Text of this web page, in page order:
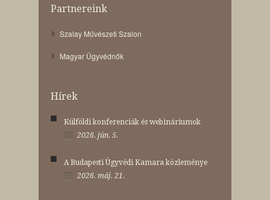
Partnereink
Szalay Művészeti Szalon
Magyar Ügyvédnők
Hírek
Külföldi konferenciák és webináriumok
2026. jún. 5.
A Budapesti Ügyvédi Kamara közleménye
2026. máj. 21.